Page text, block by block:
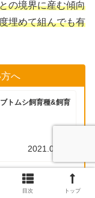
の境界に産む傾向
埋めて組んでも有
へ
トムシ飼育種&飼育
2021.05.12
目次 トップ